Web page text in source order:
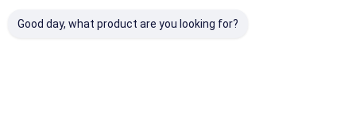
Good day, what product are you looking for?